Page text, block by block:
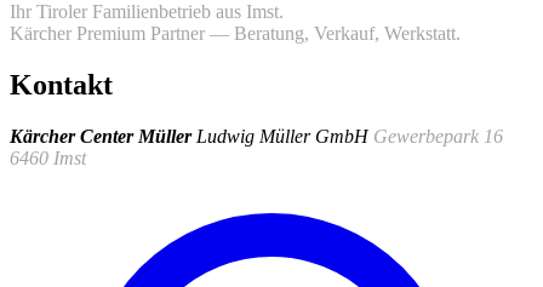
Ihr Tiroler Familienbetrieb aus Imst.
Kärcher Premium Partner — Beratung, Verkauf, Werkstatt.
Kontakt
Kärcher Center Müller Ludwig Müller GmbH Gewerbepark 16
6460 Imst